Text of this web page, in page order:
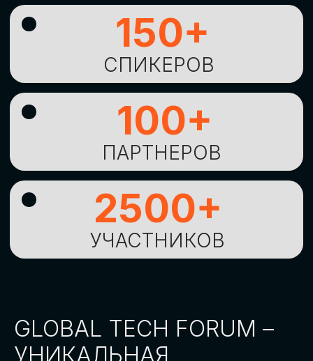
ИЗУЧЕНИЯНОВЫХ
ТЕХНОЛОГИЙИ
СТРАТЕГИЧЕСКИХ
ПОДХОДОВ К ЦИФРОВОЙ
ТРАНСФОРМАЦИИ
БИЗНЕСА
ОСТАВИТЬ
ЗАЯВКУ
СТАТЬ СПИКЕРОМ
Оставьте заявку, наши менеджеры